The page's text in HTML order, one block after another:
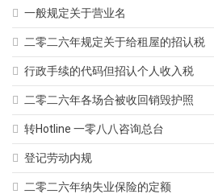
一般规定关于营业名
二零二六年规定关于给租屋的招认税
行政手续的代码但招认个人收入税
二零二六年各场合被收回销毁护照
转Hotline 一零八八咨询总台
登记劳动内规
二零二六年纳失业保险的定额